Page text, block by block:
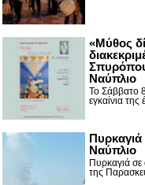
«Μύθος
Ναύπλιο
Το Σάββατο
εγκαίνια της
Πυρκαγιά
Ναύπλιο
Πυρκαγιά
της